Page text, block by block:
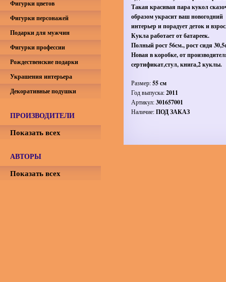
Такая красивая пара кукол
образом украсит ваш новогодний
интерьер и порадует деток и
Кукла работает от батареек.
Полный рост 56см., рост сидя
Новая в коробке, от
сертификат,стул, книга,2 куклы.
Размер:55 см
Год выпуска:2011
Артикул:301657001
Наличие:ПОД ЗАКАЗ
Фигурки цветов
Фигурки персонажей
Подарки для мужчин
Фигурки профессии
Рождественские подарки
Украшения интерьера
Декоративные подушки
ПРОИЗВОДИТЕЛИ
Показать всех
АВТОРЫ
Показать всех